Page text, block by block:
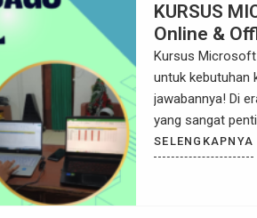
KURSUS
Online &
Kursus Microsoft
untuk kebutuhan
jawabannya! Di
yang sangat
keuangan,
dapat: Mengapa
SELENGKAPNYA